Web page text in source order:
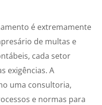
é extremamente
de multas e
cada setor
exigências. A
uma consultoria,
e normas para